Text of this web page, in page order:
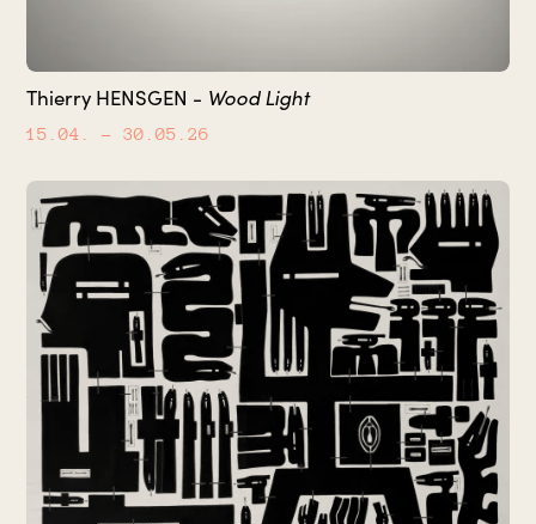
Thierry HENSGEN - Wood Light
15.04. – 30.05.26